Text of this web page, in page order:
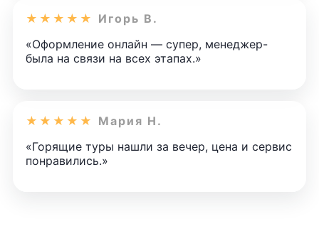
★★★★★ Игорь В.
«Оформление онлайн — супер, менеджер-
была на связи на всех этапах.»
★★★★★ Мария Н.
«Горящие туры нашли за вечер, цена и сервис
понравились.»